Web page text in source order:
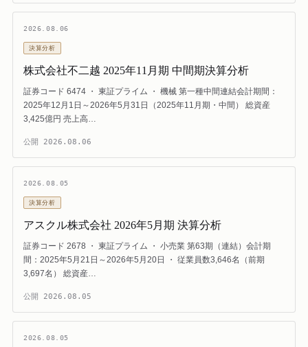
2026.08.06
決算分析
株式会社不二越 2025年11月期 中間期決算分析
証券コード 6474 ・ 東証プライム ・ 機械 第一種中間連結会計期間：
2025年12月1日～2026年5月31日（2025年11月期・中間） 総資産
3,425億円 売上高…
公開 2026.08.06
2026.08.05
決算分析
アスクル株式会社 2026年5月期 決算分析
証券コード 2678 ・ 東証プライム ・ 小売業 第63期（連結）会計期
間：2025年5月21日～2026年5月20日 ・ 従業員数3,646名（前期
3,697名） 総資産…
公開 2026.08.05
2026.08.05